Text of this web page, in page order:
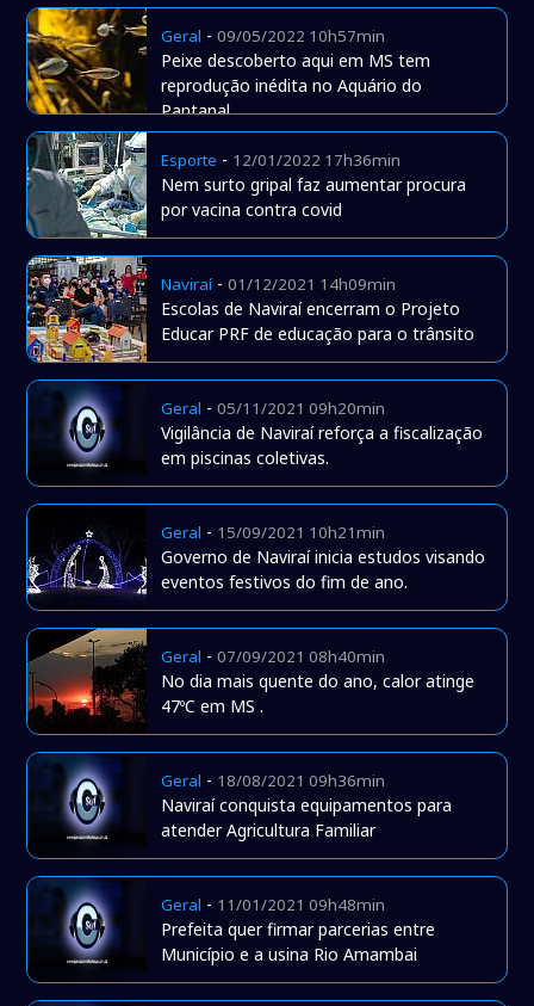
Geral -09/05/2022 10h57min
Peixe descoberto aqui em MS tem
reprodução inédita no Aquário do
Pantanal
Esporte - 12/01/2022 17h36min
Nem surto gripal faz aumentar procura
por vacina contra covid
Naviraí-01/12/2021 14h09min
Escolas de Naviraí encerram o Projeto
Educar PRF de educação para o trânsito
Geral -05/11/2021 09h20min
Vigilância de Naviraí reforça a fiscalização
em piscinas coletivas.
Geral - 15/09/2021 10h21min
Governo de Naviraí inicia estudos visando
eventos festivos do fim de ano.
Geral -07/09/2021 08h40min
No dia mais quente do ano, calor atinge
47ºC em MS .
Geral - 18/08/2021 09h36min
Naviraí conquista equipamentos para
atender Agricultura Familiar
Geral - 11/01/2021 09h48min
Prefeita quer firmar parcerias entre
Município e a usina Rio Amambai